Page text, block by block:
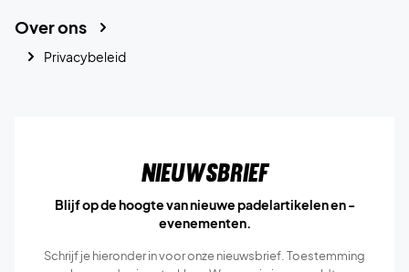
Over ons
Privacybeleid
Nieuwsbrief
Blijf op de hoogte van nieuwe padelartikelen en -
evenementen.
Schrijf je hieronder in voor onze nieuwsbrief. Toestemming